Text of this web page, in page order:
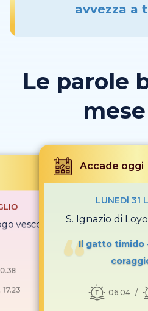
avvezza a
Le parole
vescovo
Accade oggi
LUNEDÌ 31
S. Ignazio di
Il gatto timido
06.04